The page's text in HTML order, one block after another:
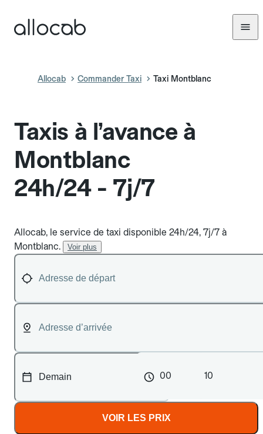
Allocab Commander Taxi Taxi Montblanc
Taxis à l’avance à
Montblanc
24h/24 - 7j/7
Allocab, le service de taxi disponible 24h/24, 7j/7 à
Montblanc.
Voir plus
00 10
VOIR LES PRIX